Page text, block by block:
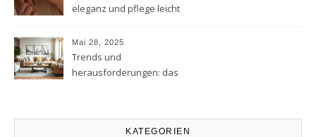
eleganz und pflege leicht
Mai 28, 2025
Trends und
herausforderungen: das
KATEGORIEN